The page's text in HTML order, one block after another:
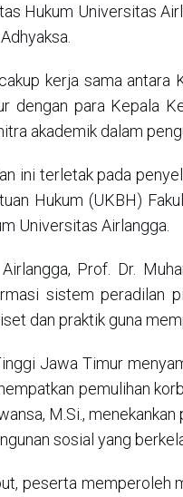
Hukum Universitas
Adhyaksa.
kerja sama antara
dengan para Kepala
akademik dalam
ini terletak pada
Hukum (UKBH)
Universitas Airlangga.
Prof. Dr.
sistem peradilan
dan praktik guna
Jawa Timur
pemulihan
M.Si.,
sosial yang
peserta memperoleh